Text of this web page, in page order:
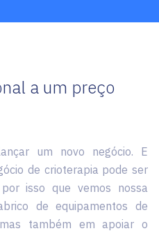
a um preço
um novo negócio. E
de crioterapia pode ser
isso que vemos nossa
de equipamentos de
também em apoiar o